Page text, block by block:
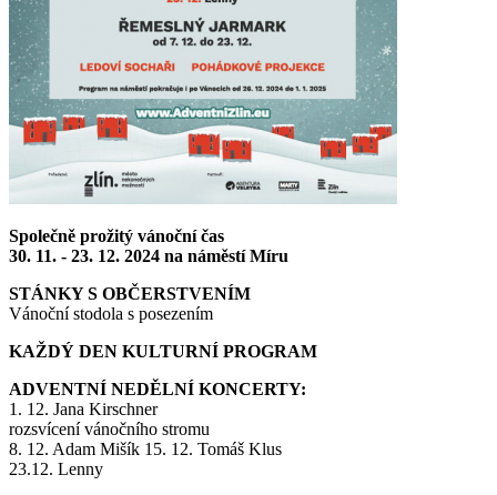
Společně prožitý vánoční čas
30. 11. - 23. 12. 2024 na náměstí Míru
STÁNKY S OBČERSTVENÍM
Vánoční stodola s posezením
KAŽDÝ DEN KULTURNÍ PROGRAM
ADVENTNÍ NEDĚLNÍ KONCERTY:
1. 12. Jana Kirschner
rozsvícení vánočního stromu
8. 12. Adam Mišík 15. 12. Tomáš Klus
23.12. Lenny